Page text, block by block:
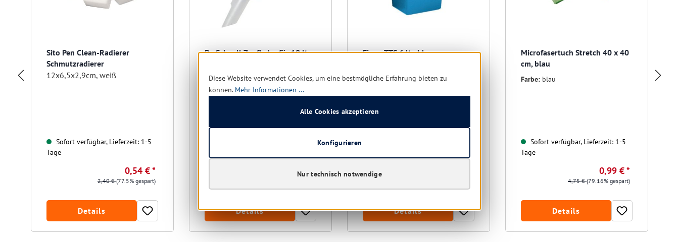
Sito Pen Clean-Radierer
Schmutzradierer
12x6,5x2,9cm, weiß
Sofort verfügbar, Lieferzeit: 1-5
Tage
0,54 € *
2,40 €(77.5% gespart)
Details
Dr. Schnell Zapfhahn für 10 ltr.
Auslaufhahn
Tage
Details
Eimer TTS 6 ltr. blau
Details
Microfasertuch Stretch 40 x 40
cm, blau
Farbe: blau
Sofort verfügbar, Lieferzeit: 1-5
Tage
0,99 € *
4,75 €(79.16% gespart)
Details
Diese Website verwendet Cookies, um eine bestmögliche Erfahrung bieten zu
können. Mehr Informationen ...
Nur technisch notwendige
Konfigurieren
Alle Cookies akzeptieren